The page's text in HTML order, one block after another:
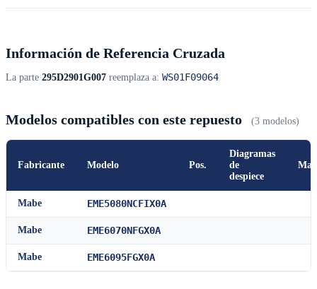
Información de Referencia Cruzada
La parte 295D2901G007 reemplaza a: WS01F09064
Modelos compatibles con este repuesto (3 modelos)
Fabricante Modelo Pos.
Diagramas
de
despiece
Mabe EME5080NCFIX0A
Mabe EME6070NFGX0A
Mabe EME6095FGX0A